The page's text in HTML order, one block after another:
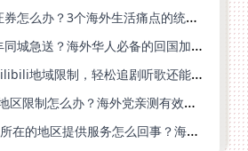
在巴西打不开海通证券怎么办？3个海外生活痛点的统一解决方案
缅甸怎么打不开顺丰同城急送？海外华人必备的回国加速指南（附B站会员游戏解决方案）
海外党必看：破解Bilibili地域限制，轻松追剧听歌还能流畅理财的实用指南
在加拿大用蜻蜓FM地区限制怎么办？海外党亲测有效的回国加速方案
b站出现暂时不对您所在的地区提供服务怎么回事？海外党亲测有效的回国加速方案